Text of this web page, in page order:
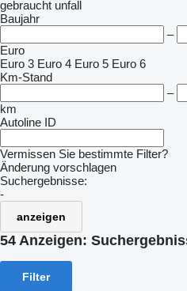
gebraucht unfall
Baujahr
–
Euro
Euro 3 Euro 4 Euro 5 Euro 6
Km-Stand
–
km
Autoline ID
Vermissen Sie bestimmte Filter?
Änderung vorschlagen
Suchergebnisse:
-
anzeigen
54 Anzeigen:
Filter